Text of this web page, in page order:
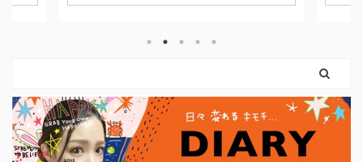
思っ
ーに
ま
なくてもいい。 我慢し続けなくてもい
け力を使えばいいのです。 弓を引く手
に、やさしさを捨てなくていい」 とい
うことを教えてくれます。 前のカード
で育ててきた意志は、 ここで初めて、
ちゃ
りも
に、